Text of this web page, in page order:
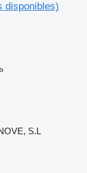
disponibles)
S.L